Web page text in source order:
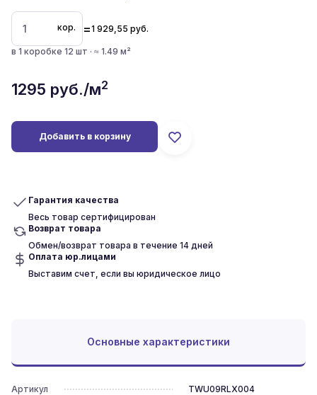
кор. =1 929,55 руб.
в 1 коробке 12 шт · ≈ 1.49 м²
1295 руб./м2
Добавить в корзину
Гарантия качества
Весь товар сертифицирован
Возврат товара
Обмен/возврат товара в течение 14 дней
Оплата юр.лицами
Выставим счет, если вы юридическое лицо
Основные характеристики
Артикул
TWU09RLX004